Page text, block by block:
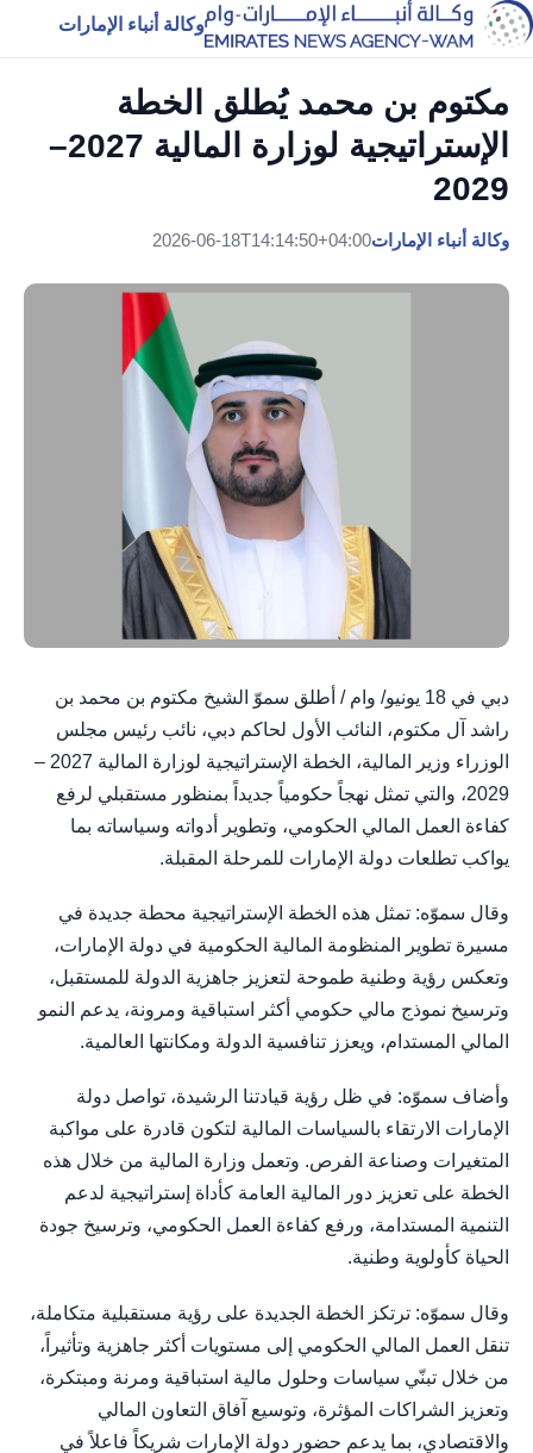
وكالة أنباء الإمارات
مكتوم بن محمد يُطلق الخطة
الإستراتيجية لوزارة المالية 2027–
2029
وكالة أنباء الإمارات2026-06-18T14:14:50+04:00
دبي في 18 يونيو/ وام / أطلق سموّ الشيخ مكتوم بن محمد بن
راشد آل مكتوم، النائب الأول لحاكم دبي، نائب رئيس مجلس
الوزراء وزير المالية، الخطة الإستراتيجية لوزارة المالية 2027 –
2029، والتي تمثل نهجاً حكومياً جديداً بمنظور مستقبلي لرفع
كفاءة العمل المالي الحكومي، وتطوير أدواته وسياساته بما
يواكب تطلعات دولة الإمارات للمرحلة المقبلة.
وقال سموّه: تمثل هذه الخطة الإستراتيجية محطة جديدة في
مسيرة تطوير المنظومة المالية الحكومية في دولة الإمارات،
وتعكس رؤية وطنية طموحة لتعزيز جاهزية الدولة للمستقبل،
وترسيخ نموذج مالي حكومي أكثر استباقية ومرونة، يدعم النمو
المالي المستدام، ويعزز تنافسية الدولة ومكانتها العالمية.
وأضاف سموّه: في ظل رؤية قيادتنا الرشيدة، تواصل دولة
الإمارات الارتقاء بالسياسات المالية لتكون قادرة على مواكبة
المتغيرات وصناعة الفرص. وتعمل وزارة المالية من خلال هذه
الخطة على تعزيز دور المالية العامة كأداة إستراتيجية لدعم
التنمية المستدامة، ورفع كفاءة العمل الحكومي، وترسيخ جودة
الحياة كأولوية وطنية.
وقال سموّه: ترتكز الخطة الجديدة على رؤية مستقبلية متكاملة،
تنقل العمل المالي الحكومي إلى مستويات أكثر جاهزية وتأثيراً،
من خلال تبنّي سياسات وحلول مالية استباقية ومرنة ومبتكرة،
وتعزيز الشراكات المؤثرة، وتوسيع آفاق التعاون المالي
والاقتصادي، بما يدعم حضور دولة الإمارات شريكاً فاعلاً في